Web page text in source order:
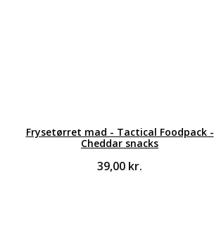
Frysetørret mad - Tactical Foodpack -
Cheddar snacks
39,00 kr.